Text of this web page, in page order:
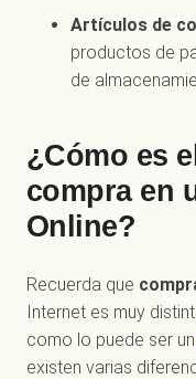
Artículos de
productos de
de
¿Cómo es
compra en
Online?
Recuerda que
Internet es muy
como lo puede ser un
existen varias